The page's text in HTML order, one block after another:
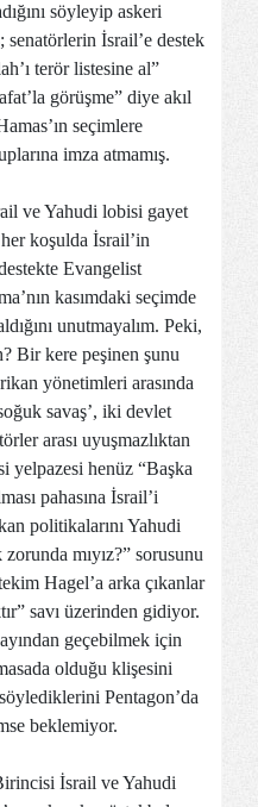
söyleyip askeri
senatörlerin İsrail’e destek
terör listesine al”
görüşme” diye akıl
seçimlere
imza atmamış.
ve Yahudi lobisi gayet
koşulda İsrail’in
Evangelist
kasımdaki seçimde
unutmayalım. Peki,
Bir kere peşinen şunu
yönetimleri arasında
savaş’, iki devlet
arası uyuşmazlıktan
yelpazesi henüz “Başka
pahasına İsrail’i
politikalarını Yahudi
mıyız?” sorusunu
Hagel’a arka çıkanlar
savı üzerinden gidiyor.
geçebilmek için
olduğu klişesini
Pentagon’da
beklemiyor.
İsrail ve Yahudi